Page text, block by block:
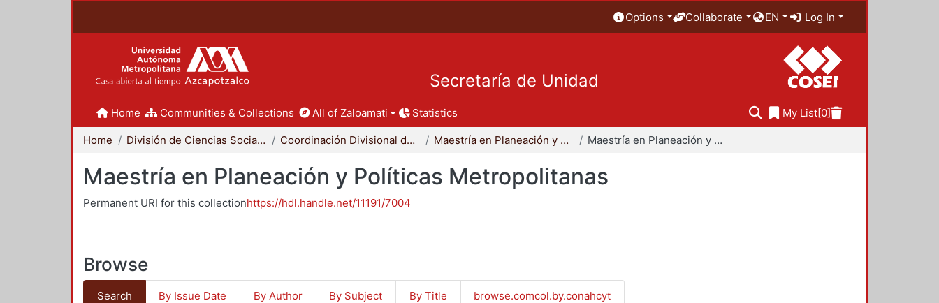
Options Collaborate EN Log In
Secretaría de Unidad
Home Communities & Collections All of Zaloamati Statistics My List[0]
Home División de Ciencias Sociales y Humanidades Coordinación Divisional de Posgrado Maestría en Planeación y Políticas Metropolitanas Maestría en Planeación y Políticas Metropolitanas
Maestría en Planeación y Políticas Metropolitanas
Permanent URI for this collectionhttps://hdl.handle.net/11191/7004
Browse
Search By Issue Date By Author By Subject By Title browse.comcol.by.conahcyt